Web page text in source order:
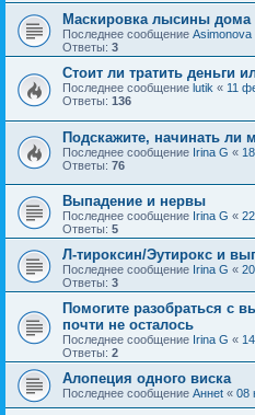
Маскировка лысины дома
Последнее сообщение Asimonova
Ответы: 3
Стоит ли тратить деньги
Последнее сообщение lutik « 11
Ответы: 136
Подскажите, начинать ли
Последнее сообщение Irina G «
Ответы: 76
Выпадение и нервы
Последнее сообщение Irina G «
Ответы: 5
Л-тироксин/Эутирокс и
Последнее сообщение Irina G «
Ответы: 3
Помогите разобраться с
почти не осталось
Последнее сообщение Irina G «
Ответы: 2
Алопеция одного виска
Последнее сообщение Аннet « 08